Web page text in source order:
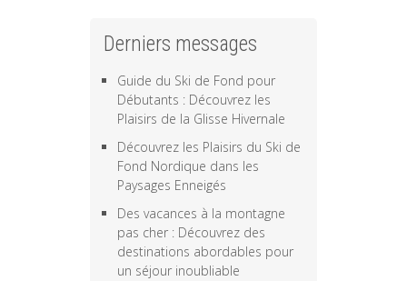
Derniers messages
Guide du Ski de Fond pour
Débutants : Découvrez les
Plaisirs de la Glisse Hivernale
Découvrez les Plaisirs du Ski de
Fond Nordique dans les
Paysages Enneigés
Des vacances à la montagne
pas cher : Découvrez des
destinations abordables pour
un séjour inoubliable